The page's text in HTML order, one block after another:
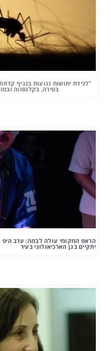
"לכידת יתושות נגועות בנגיף
בטירה, בקלנסווה
הראפ המקומי עולה לבמה: ערב היפ
יתקיים בגן הארכיאולוגי בעיר